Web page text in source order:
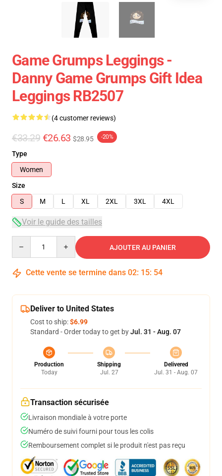
Game Grumps Leggings -
Danny Game Grumps Gift Idea
Leggings RB2507
(4 customer reviews)
€33.29 €26.63 $28.95 -20%
Type
Women
Size
S
M L XL 2XL 3XL 4XL
Voir le guide des tailles
AJOUTER AU PANIER
Cette vente se termine dans 02: 15: 53
Deliver to United States
Cost to ship:$6.99
Standard - Order today to get byJul. 31 - Aug. 07
Production
Today
Shipping
Jul. 27
Delivered
Jul. 31 - Aug. 07
Transaction sécurisée
Livraison mondiale à votre porte
Numéro de suivi fourni pour tous les colis
Remboursement complet si le produit n'est pas reçu